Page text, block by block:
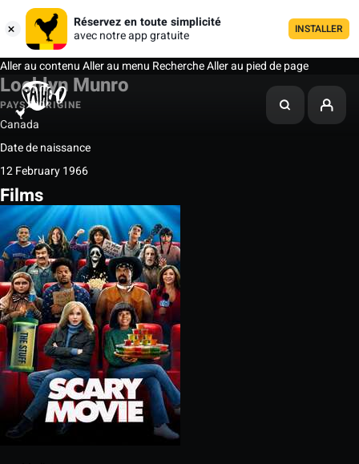
Réservez en toute simplicité
avec notre app gratuite
INSTALLER
Aller au contenuAller au menu RechercheAller au pied de page
Lochlyn Munro
PAYS D'ORIGINE
Canada
Date de naissance
12 February 1966
Films